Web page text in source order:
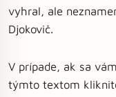
vyhral, ale
Djokovič.
V prípade, ak sa
týmto textom